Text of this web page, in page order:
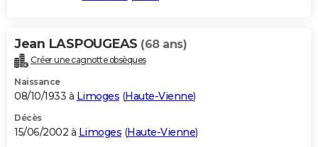
Jean LASPOUGEAS (68 ans)
Créer une cagnotte obsèques
Naissance
08/10/1933 à Limoges (Haute-Vienne)
Décès
15/06/2002 à Limoges (Haute-Vienne)